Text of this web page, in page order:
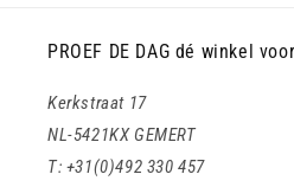
PROEF DE DAG dé winkel
Kerkstraat 17
NL-5421KX GEMERT
T: +31(0)492 330 457